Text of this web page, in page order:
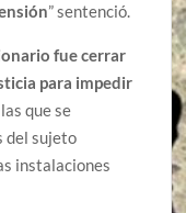
” sentenció.
fue cerrar
para impedir
que se
del sujeto
instalaciones